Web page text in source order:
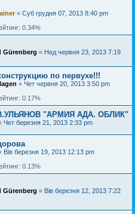
« Суб грудня 07, 2013 8:40 pm
0.34%
Gürenberg « Нед червня 23, 2013 7:19
по первухе!!!
« Чет червня 20, 2013 3:50 pm
0.17%
"АРМИЯ АДА. ОБЛИК"
Чет березня 21, 2013 2:33 pm
Вів березня 19, 2013 12:13 pm
0.13%
Gürenberg « Вів березня 12, 2013 7:22